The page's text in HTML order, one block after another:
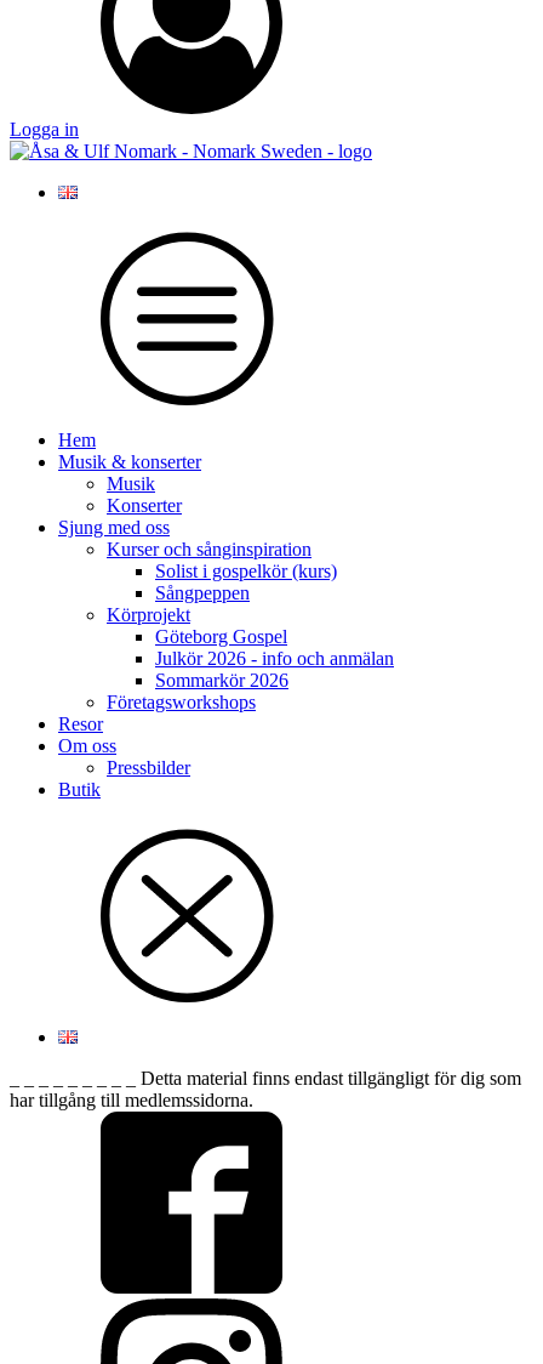
Logga in
Hem
Musik & konserter
Musik
Konserter
Sjung med oss
Kurser och sånginspiration
Solist i gospelkör (kurs)
Sångpeppen
Körprojekt
Göteborg Gospel
Julkör 2026 - info och anmälan
Sommarkör 2026
Företagsworkshops
Resor
Om oss
Pressbilder
Butik
_ _ _ _ _ _ _ _ _ Detta material finns endast tillgängligt för dig som
har tillgång till medlemssidorna.